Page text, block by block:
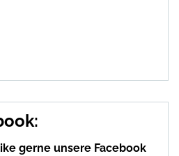
gerne unsere Facebook